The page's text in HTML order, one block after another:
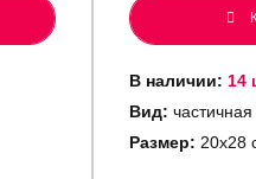
В наличии: 14
Вид:
Размер: 20х28